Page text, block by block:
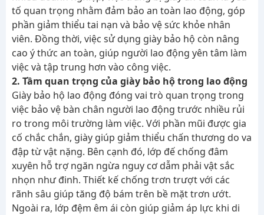
tố quan trọng nhằm đảm bảo an toàn lao động, góp
phần giảm thiểu tai nạn và bảo vệ sức khỏe nhân
viên. Đồng thời, việc sử dụng giày bảo hộ còn nâng
cao ý thức an toàn, giúp người lao động yên tâm làm
việc và tập trung hơn vào công việc.
2. Tầm quan trọng của giày bảo hộ trong lao động
Giày bảo hộ lao động đóng vai trò quan trọng trong
việc bảo vệ bàn chân người lao động trước nhiều rủi
ro trong môi trường làm việc. Với phần mũi được gia
cố chắc chắn, giày giúp giảm thiểu chấn thương do va
đập từ vật nặng. Bên cạnh đó, lớp đế chống đâm
xuyên hỗ trợ ngăn ngừa nguy cơ dẫm phải vật sắc
nhọn như đinh. Thiết kế chống trơn trượt với các
rãnh sâu giúp tăng độ bám trên bề mặt trơn ướt.
Ngoài ra, lớp đệm êm ái còn giúp giảm áp lực khi di